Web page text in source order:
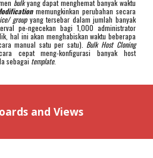
bulkyang dapat menghemat banyak waktu
memungkinkan perubahan secara
group yang tersebar dalam jumlah banyak
pe-ngecekan bagi 1,000 administrator
hal ini akan menghabiskan waktu beberapa
manual satu per satu). Bulk Host Cloning
cepat meng-konfigurasi banyak host
sebagai template.
and Views